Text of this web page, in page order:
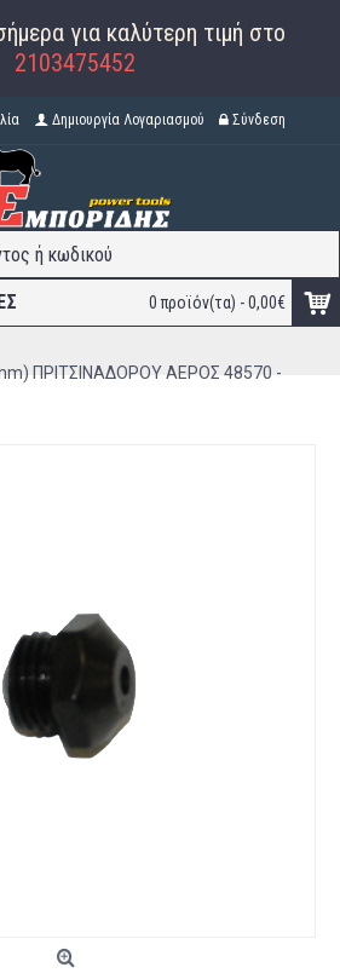
για καλύτερη τιμή στο
2103475452
Δημιουργία Λογαριασμού Σύνδεση
0 προϊόν(τα) - 0,00€
ΠΡΙΤΣΙΝΑΔΟΡΟΥ ΑΕΡΟΣ 48570 -